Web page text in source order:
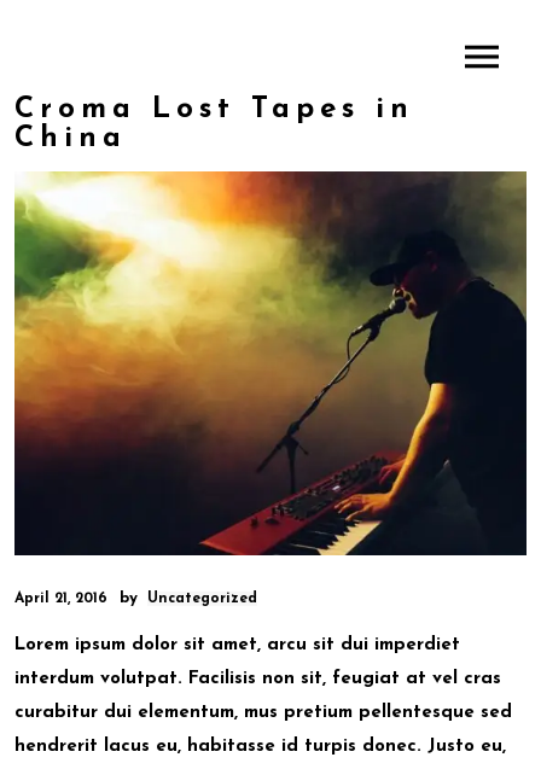
Croma Lost Tapes in
China
April 21, 2016 by Uncategorized
Lorem ipsum dolor sit amet, arcu sit dui imperdiet
interdum volutpat. Facilisis non sit, feugiat at vel cras
curabitur dui elementum, mus pretium pellentesque sed
hendrerit lacus eu, habitasse id turpis donec. Justo eu,